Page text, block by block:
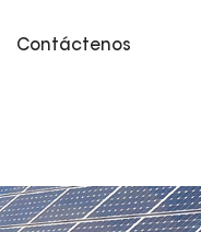
Contáctenos